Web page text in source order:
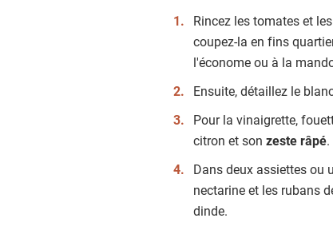
Rincez les tomates et
coupez-la en fins
l'économe ou à la
Ensuite, détaillez le
Pour la vinaigrette,
citron et son zeste râpé
Dans deux assiettes ou
nectarine et les rubans
dinde.